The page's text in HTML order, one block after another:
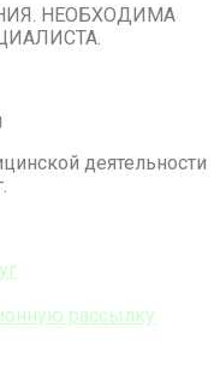
НЕОБХОДИМА
деятельности
рассылку